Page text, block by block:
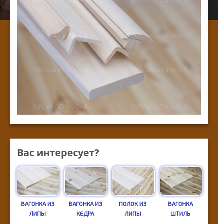
Вас интересует?
ВАГОНКА ИЗ
ЛИПЫ
ВАГОНКА ИЗ
КЕДРА
ПОЛОК ИЗ
ЛИПЫ
ВАГОНКА
ШТИЛЬ